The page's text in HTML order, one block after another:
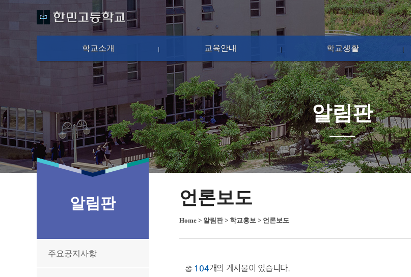
학교소개 교육안내 학교생활
알림판
알림판
주요공지사항
Home > 알림판> 학교홍보 > 언론보도
언론보도
총 104개의 게시물이 있습니다.